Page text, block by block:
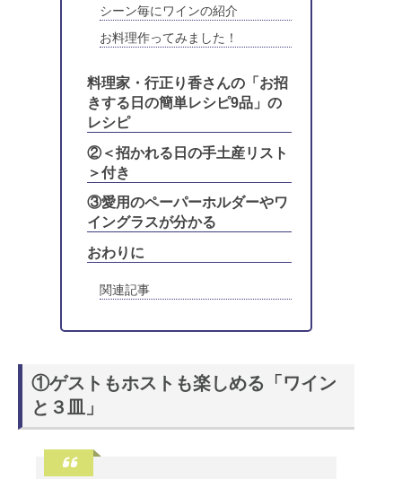
シーン毎にワインの紹介
お料理作ってみました！
料理家・行正り香さんの「お招
きする日の簡単レシピ9品」の
レシピ
②＜招かれる日の手土産リスト
＞付き
③愛用のペーパーホルダーやワ
イングラスが分かる
おわりに
関連記事
①ゲストもホストも楽しめる「ワイン
と３皿」